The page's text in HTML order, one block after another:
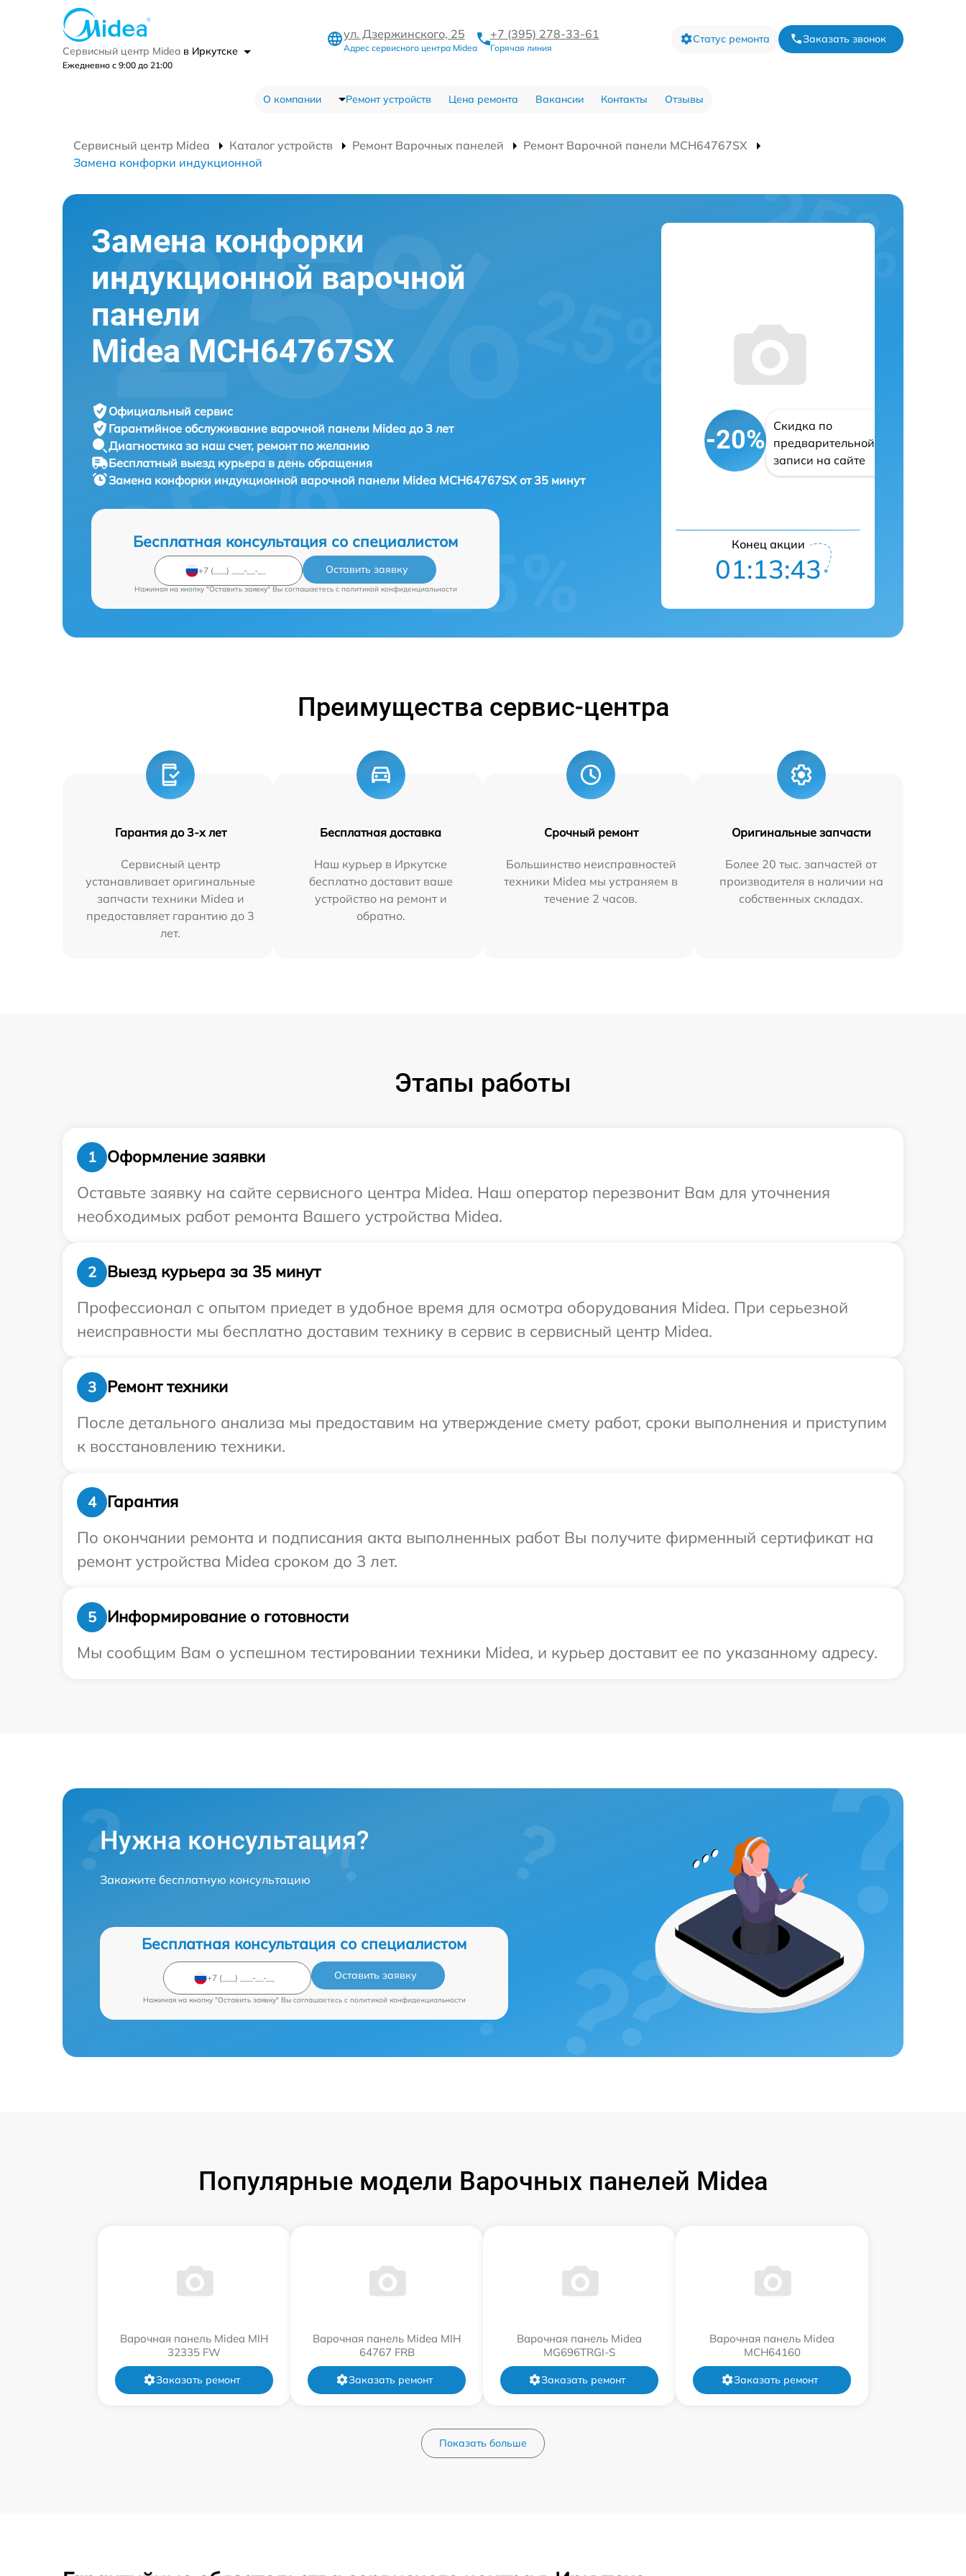
Сервисный центр Midea в Иркутске
Ежедневно с 9:00 до 21:00
ул. Дзержинского, 25
Адрес сервисного центра Midea
+7 (395) 278-33-61
Горячая линия
Статус ремонта Заказать звонок
О компании Ремонт устройств Цена ремонта Вакансии Контакты Отзывы
Сервисный центр Midea Каталог устройств Ремонт Варочных панелей
Ремонт Варочной панели MCH64767SX
Замена конфорки индукционной
Замена конфорки
индукционной варочной
панели
Midea MCH64767SX
Официальный сервис
Гарантийное обслуживание варочной панели Midea до 3 лет
Диагностика за наш счет, ремонт по желанию
Бесплатный выезд курьера в день обращения
Замена конфорки индукционной варочной панели Midea MCH64767SX от 35 минут
Бесплатная консультация со специалистом
Оставить заявку
Нажимая на кнопку "Оставить заявку" Вы соглашаетесь c политикой конфиденциальности
-20%
Скидка по
предварительной
записи на сайте
Конец акции
01:13:42
Преимущества сервис-центра
Гарантия до 3-х лет
Сервисный центр
устанавливает оригинальные
запчасти техники Midea и
предоставляет гарантию до 3
лет.
Бесплатная доставка
Наш курьер в Иркутске
бесплатно доставит ваше
устройство на ремонт и
обратно.
Срочный ремонт
Большинство неисправностей
техники Midea мы устраняем в
течение 2 часов.
Оригинальные запчасти
Более 20 тыс. запчастей от
производителя в наличии на
собственных складах.
Этапы работы
1
Оформление заявки
Оставьте заявку на сайте сервисного центра Midea. Наш оператор перезвонит Вам для уточнения
необходимых работ ремонта Вашего устройства Midea.
2
Выезд курьера за 35 минут
Профессионал с опытом приедет в удобное время для осмотра оборудования Midea. При серьезной
неисправности мы бесплатно доставим технику в сервис в сервисный центр Midea.
3
Ремонт техники
После детального анализа мы предоставим на утверждение смету работ, сроки выполнения и приступим
к восстановлению техники.
4
Гарантия
По окончании ремонта и подписания акта выполненных работ Вы получите фирменный сертификат на
ремонт устройства Midea сроком до 3 лет.
5
Информирование о готовности
Мы сообщим Вам о успешном тестировании техники Midea, и курьер доставит ее по указанному адресу.
Нужна консультация?
Закажите бесплатную консультацию
Бесплатная консультация со специалистом
Оставить заявку
Нажимая на кнопку "Оставить заявку" Вы соглашаетесь c политикой конфиденциальности
Популярные модели Варочных панелей Midea
Варочная панель Midea MIH
32335 FW
Заказать ремонт
Варочная панель Midea MIH
64767 FRB
Заказать ремонт
Варочная панель Midea
MG696TRGI-S
Заказать ремонт
Варочная панель Midea
MCH64160
Заказать ремонт
Показать больше